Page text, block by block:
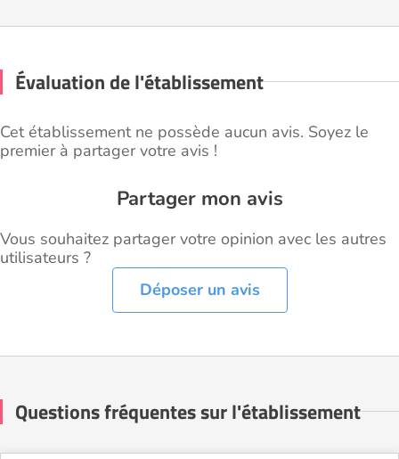
Évaluation de l'établissement
Cet établissement ne possède aucun avis. Soyez le
premier à partager votre avis !
Partager mon avis
Vous souhaitez partager votre opinion avec les autres
utilisateurs ?
Déposer un avis
Questions fréquentes sur l'établissement